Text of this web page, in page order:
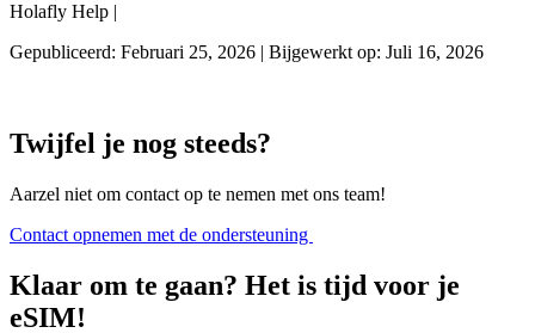
Holafly Help |
Gepubliceerd: Februari 25, 2026 | Bijgewerkt op: Juli 16, 2026
Twijfel je nog steeds?
Aarzel niet om contact op te nemen met ons team!
Contact opnemen met de ondersteuning
Klaar om te gaan? Het is tijd voor je
eSIM!